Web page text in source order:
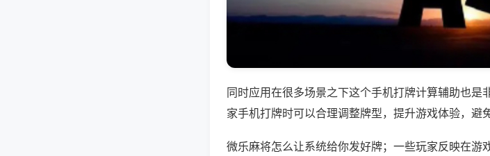
同时应用在很多场景之下这个手机打牌计算辅助也是
家手机打牌时可以合理调整牌型，提升游戏体验，避
微乐麻将怎么让系统给你发好牌；一些玩家反映在游